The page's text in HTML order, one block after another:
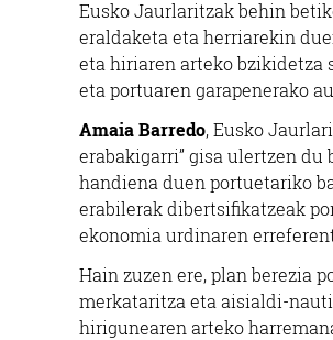
Eusko Jaurlaritzak behin
eraldaketa eta herriarekin
eta hiriaren arteko bzikidetza
eta portuaren garapenerako
Amaia Barredo, Eusko
erabakigarri” gisa ulertzen
handiena duen portuetariko
erabilerak dibertsifikatzeak
ekonomia urdinaren
Hain zuzen ere, plan berezia
merkataritza eta aisialdi-
hirigunearen arteko